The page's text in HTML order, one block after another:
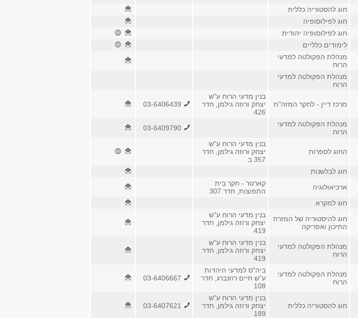
חוג להסטוריה כללית
חוג לפילוסופיה
חוג לפילוסופיה יהודית
לימודים כלליים
מנהלת הפקולטה למדעי
הרוח
מנהלת הפקולטה למדעי
הרוח
מרכז דיין - לחקר המזה"ת
בנין מדעי הרוח ע"ש
יצחק ורוזה גילמן, חדר
426
מנהלת הפקולטה למדעי
הרוח
החוג לספרות
בנין מדעי הרוח ע"ש
יצחק ורוזה גילמן, חדר
357 ב
חוג לבלשנות
ארכיאולוגיה
קארטר - חקר בית
התפוצות, חדר 307
חוג למקרא
חוג להיסטוריה של המזרח
התיכון ואפריקה
בנין מדעי הרוח ע"ש
יצחק ורוזה גילמן, חדר
419
מנהלת הפקולטה למדעי
הרוח
בנין מדעי הרוח ע"ש
יצחק ורוזה גילמן, חדר
419
מנהלת הפקולטה למדעי
הרוח
ביה"ס למדעי היהדות
ע"ש חיים רוזנברג, חדר
108
חוג להסטוריה כללית
בנין מדעי הרוח ע"ש
יצחק ורוזה גילמן, חדר
189